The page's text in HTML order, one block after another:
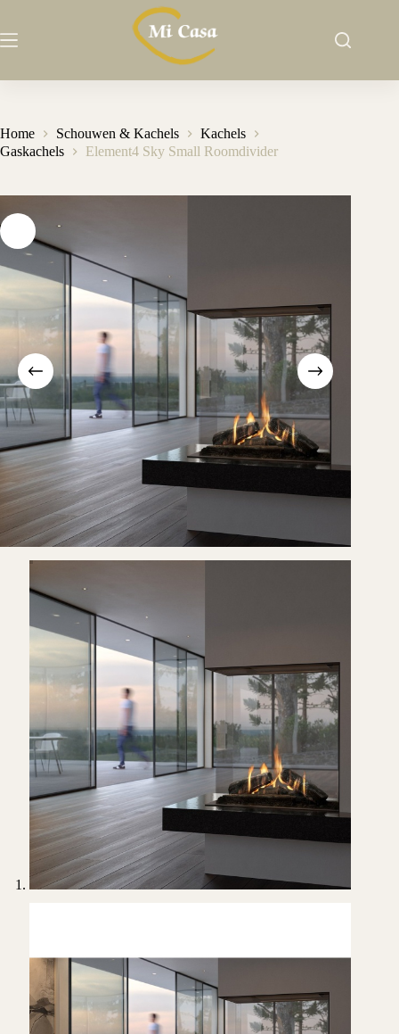
de
Home Schouwen & Kachels
Kachels
Gaskachels
Element4 Sky Small Roomdivider